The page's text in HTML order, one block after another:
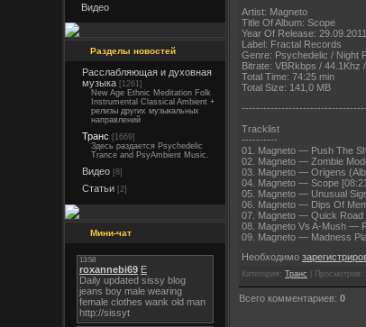
Видео
Разделы новостей
Расслабляющая и духовная
музыка [1261]
New Age Ethnic Meditation Folk
Instrumental Classical Ambient +
релизы других музыкальных
направлений
Транс [1669]
Здесь раздается Psychedelic
Trance and PsyAmbient Music.
Видео [8]
Статьи [2]
Мини-чат
Artist: Magneto
Title Of Album: Scope
Year Of Release: 29.09.2011
Label: Fractal Records
Genre: Psychedelic / Night
Bitrate: VBRkbps / 44.1Khz
Total Time: 74:25 min
Total Size: 141,0 MB
----------------------
Tracklist
----------
01. Magneto — Push The
02. Magneto — Zombie
03. Magneto — Origens
04. Magneto — Scope
05. Magneto — Unusual
06. Magneto — Dips Of
07. Magneto — Quick Road
08. Magneto Vs A-Mush —
09. Magneto — Madness
Необходимо
Категория: Транс | Просмотров:
Всего комментариев: 0